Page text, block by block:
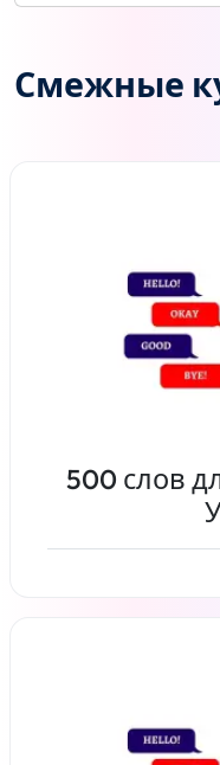
Смежные
500 слов